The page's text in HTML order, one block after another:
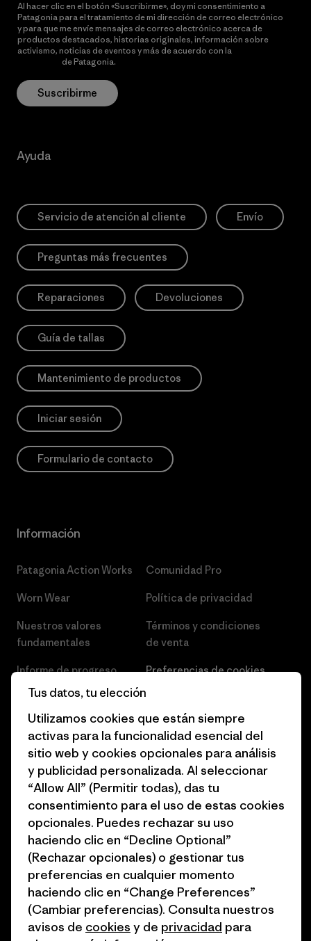
Al hacer clic en el botón «Suscribirme», doy mi consentimiento a
Patagonia para el tratamiento de mi dirección de correo electrónico
y para que me envíe mensajes de correo electrónico acerca de
productos destacados, historias originales, información sobre
activismo, noticias de eventos y más de acuerdo con la
de Patagonia.
Suscribirme
Ayuda
Servicio de atención al cliente Envío
Preguntas más frecuentes
Reparaciones Devoluciones
Guía de tallas
Mantenimiento de productos
Iniciar sesión
Formulario de contacto
Información
Patagonia Action Works
Worn Wear
Nuestros valores
fundamentales
Informe de progreso
Business Unusual
Objetivos climáticos
1% for the Planet
Cómo financiamos
Tarjetas regalo
Encuentra una tienda
Comunidad Pro
Política de privacidad
Términos y condiciones
de venta
Preferencias de cookies
Empleo
Prensa
Programa para profesionales
del sector
Programa de afiliados
Mapa del sitio Patagonia
España
© 2026 Patagonia, Inc. Todos los derechos reservados.
Tus datos, tu elección
Utilizamos cookies que están siempre
activas para la funcionalidad esencial del
sitio web y cookies opcionales para análisis
y publicidad personalizada. Al seleccionar
“Allow All” (Permitir todas), das tu
consentimiento para el uso de estas cookies
opcionales. Puedes rechazar su uso
haciendo clic en “Decline Optional”
(Rechazar opcionales) o gestionar tus
preferencias en cualquier momento
haciendo clic en “Change Preferences”
(Cambiar preferencias). Consulta nuestros
avisos de cookies y de privacidad para